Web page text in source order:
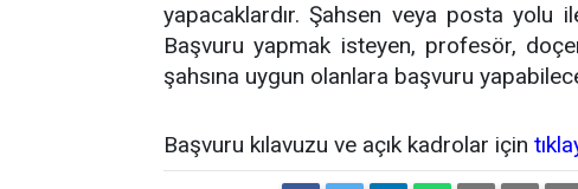
yapacaklardır. Şahsen veya posta yolu
Başvuru yapmak isteyen, profesör,
şahsına uygun olanlara başvuru
Başvuru kılavuzu ve açık kadrolar için